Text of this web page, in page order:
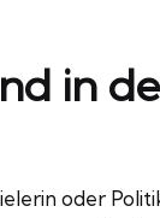
in
oder